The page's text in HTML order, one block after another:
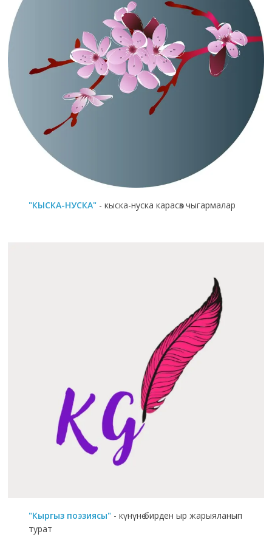
"КЫСКА-НУСКА" - кыска-нуска карасөз чыгармалар
"Кыргыз поэзиясы" - күнүнө бирден ыр жарыяланып
турат